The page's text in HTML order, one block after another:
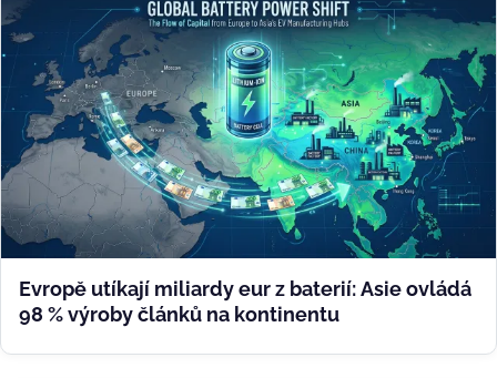
Evropě utíkají miliardy eur z baterií: Asie ovládá
98 % výroby článků na kontinentu